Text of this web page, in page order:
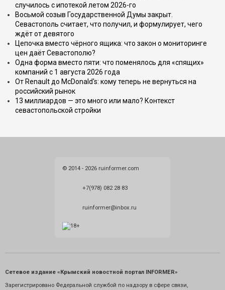
случилось с ипотекой летом 2026-го
Восьмой созыв Государственной Думы закрыт.
Севастополь считает, что получил, и формулирует, чего
ждёт от девятого
Цепочка вместо чёрного ящика: что закон о мониторинге
цен даёт Севастополю?
Одна форма вместо пяти: что поменялось для «спящих»
компаний с 1 августа 2026 года
От Renault до McDonald's: кому теперь не вернуться на
российский рынок
13 миллиардов — это много или мало? Контекст
севастопольской стройки
© 2014 - 2026 ruinformer.com
+7(978) 082 28 83
ruinformer@inbox.ru
Сетевое издание «Крымский новостной портал INFORMER»
Зарегистрировано Федеральной службой по надзору в сфере связи,